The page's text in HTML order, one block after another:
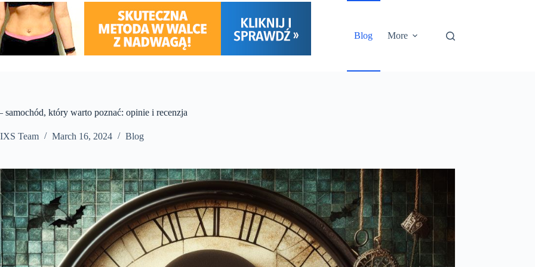
Blog
More
samochód, który warto poznać: opinie i recenzja
IXS Team March 16, 2024 Blog